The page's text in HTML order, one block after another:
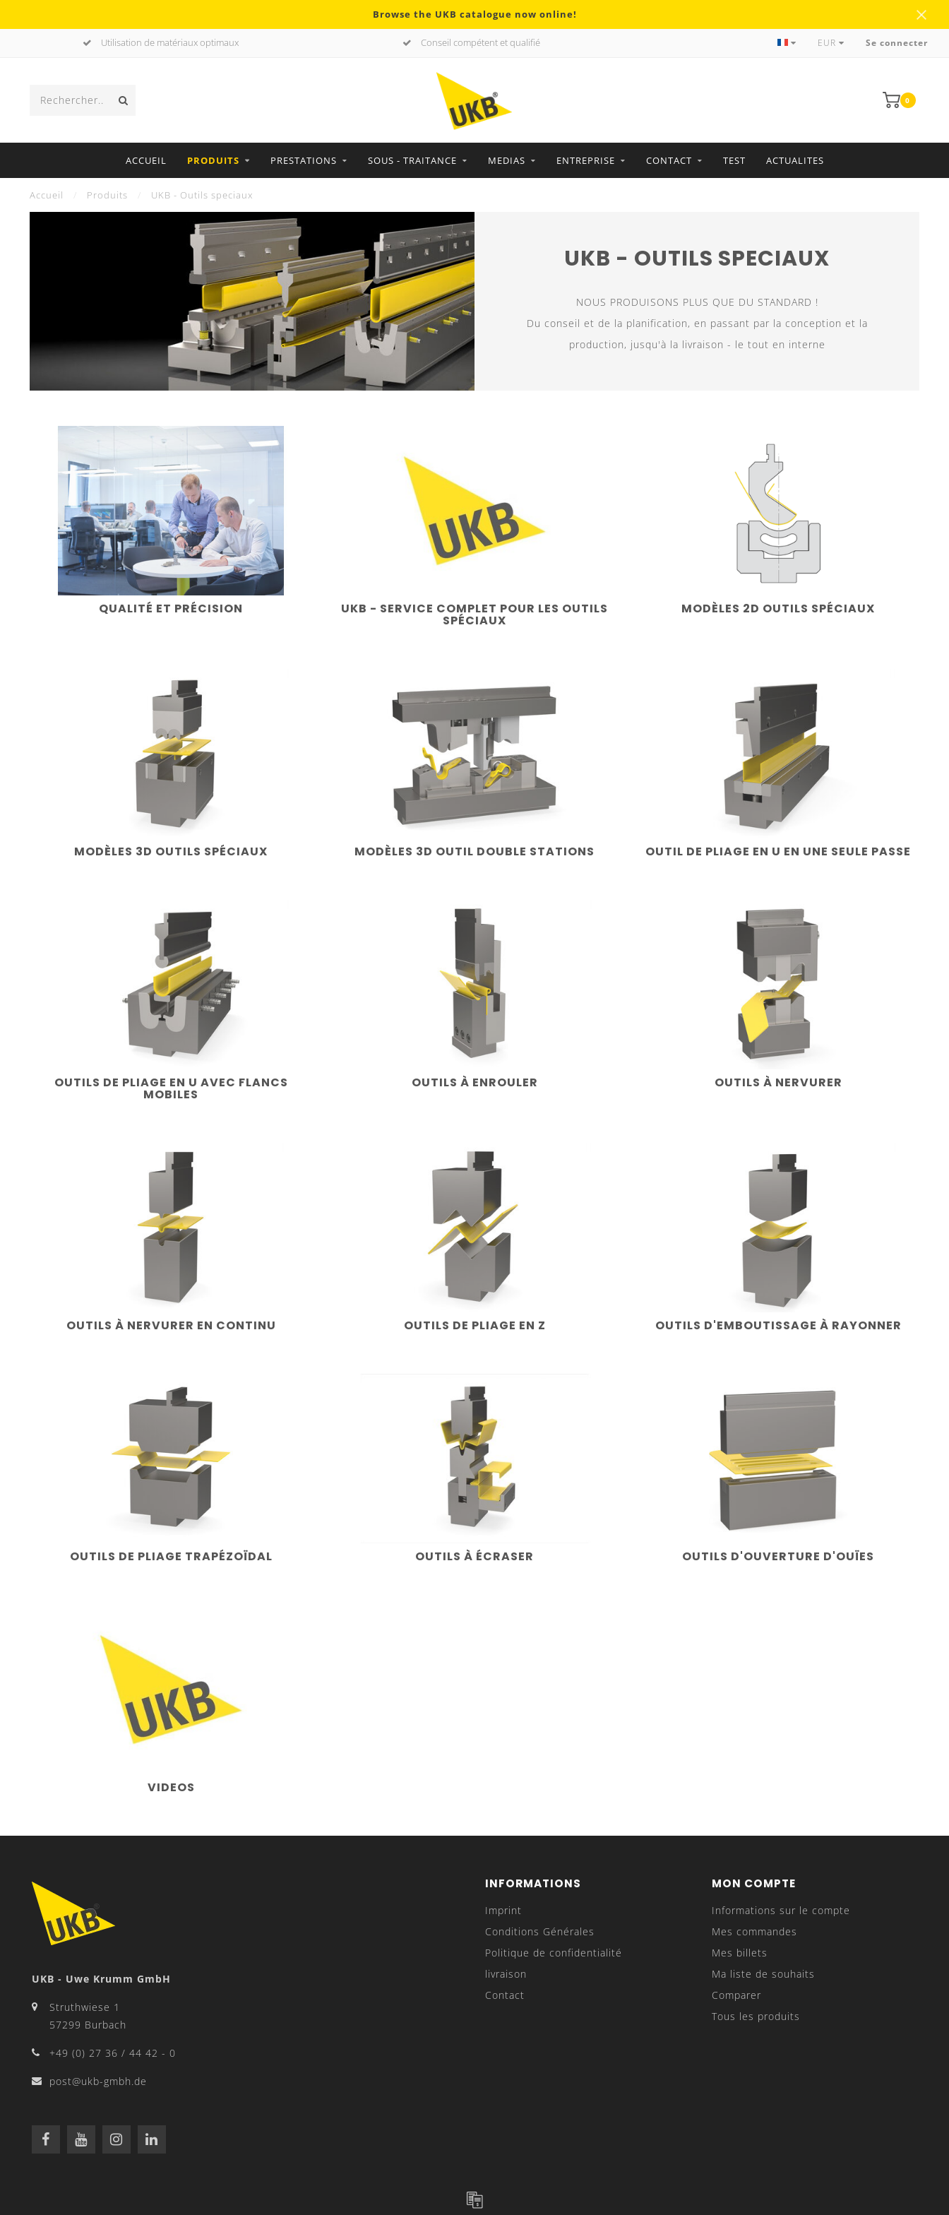
Browse the UKB catalogue now online!
Utilisation de matériaux optimaux Conseil compétent et qualifié Traitement et livraison fiables
EUR Se connecter
0
ACCUEIL PRODUITS PRESTATIONS SOUS - TRAITANCE MEDIAS ENTREPRISE CONTACT TEST ACTUALITES
Accueil Produits UKB - Outils speciaux
UKB - OUTILS SPECIAUX
NOUS PRODUISONS PLUS QUE DU STANDARD !
Du conseil et de la planification, en passant par la conception et la
production, jusqu'à la livraison - le tout en interne
QUALITÉ ET PRÉCISION UKB - SERVICE COMPLET POUR LES OUTILS
SPÉCIAUX
MODÈLES 2D OUTILS SPÉCIAUX
MODÈLES 3D OUTILS SPÉCIAUX MODÈLES 3D OUTIL DOUBLE STATIONS OUTIL DE PLIAGE EN U EN UNE SEULE PASSE
OUTILS DE PLIAGE EN U AVEC FLANCS
MOBILES
OUTILS À ENROULER OUTILS À NERVURER
OUTILS À NERVURER EN CONTINU OUTILS DE PLIAGE EN Z OUTILS D'EMBOUTISSAGE À RAYONNER
OUTILS DE PLIAGE TRAPÉZOÏDAL OUTILS À ÉCRASER OUTILS D'OUVERTURE D'OUÏES
VIDEOS
UKB - Uwe Krumm GmbH
Struthwiese 1
57299 Burbach
+49 (0) 27 36 / 44 42 - 0
post@ukb-gmbh.de
INFORMATIONS
Imprint
Conditions Générales
Politique de confidentialité
livraison
Contact
MON COMPTE
Informations sur le compte
Mes commandes
Mes billets
Ma liste de souhaits
Comparer
Tous les produits